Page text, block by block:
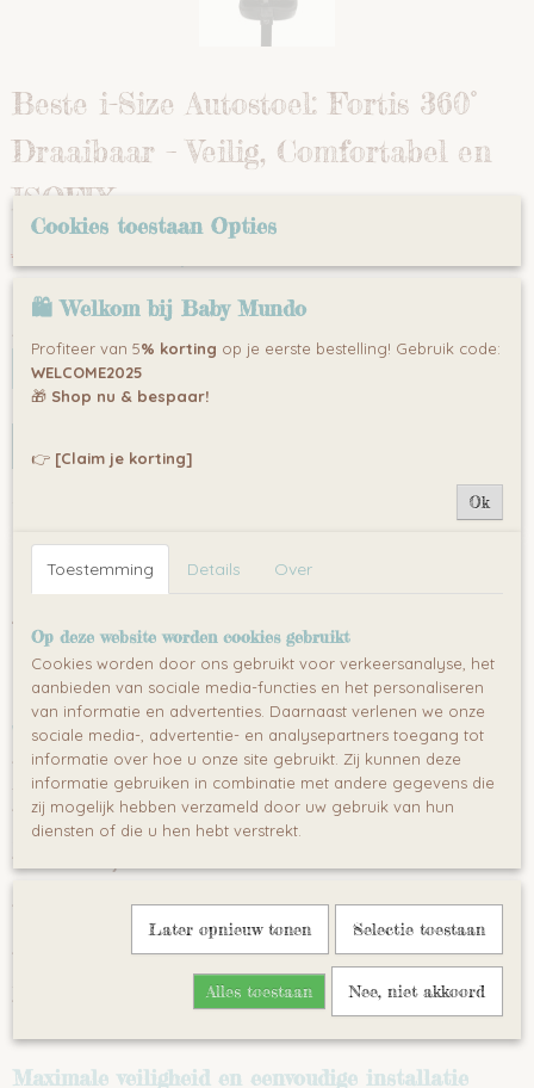
Beste i-Size Autostoel: Fortis 360°
Draaibaar – Veilig, Comfortabel en
ISOFIX
€ 299,00
Op voorraad - Levertijd 3 á 5 werkdagen
Comfort voor je Kind
Ben je op zoek naar een veilig en comfortabel
gemak voor kinderen van40 cm tot 150 cm. Dankzij de
R129) goedkeuring voldoet deze autostoel aan de hoogste
Europese veiligheidsnormen, waardoor je zorgeloos op pad kunt.
Waarom kiezen voor de Fortis i-Size autostoel?
? 360° draaibaar design – Gemakkelijk je kind in en uit de auto
tillen zonder gedoe.
?
ISOFIX + stabilisatiepoot– Voor maximale veiligheid en
stabiliteit.
?
levensmaanden tot je kind geen autostoel meer nodig heeft.
?
Ergonomisch en comfortabel– Inclusief eenzachte verkleiner
meervoudig verstelbare hoofdsteun.
?
4-standen kantelverstelling– Perfect voor een ontspannen reis,
zowel achterwaarts als voorwaarts gericht.
?
– Gemaakt van hoogwaardige materialen
Maximale veiligheid en eenvoudige installatie
Cookies toestaan Opties
🛍 Welkom bij Baby Mundo
Profiteer van 5% korting op je eerste bestelling! Gebruik code:
WELCOME2025
🎁 Shop nu & bespaar!
👉 [Claim je korting]
Ok
Toestemming Details Over
Op deze website worden cookies gebruikt
Cookies worden door ons gebruikt voor verkeersanalyse, het
aanbieden van sociale media-functies en het personaliseren
van informatie en advertenties. Daarnaast verlenen we onze
sociale media-, advertentie- en analysepartners toegang tot
informatie over hoe u onze site gebruikt. Zij kunnen deze
informatie gebruiken in combinatie met andere gegevens die
zij mogelijk hebben verzameld door uw gebruik van hun
diensten of die u hen hebt verstrekt.
Later opnieuw tonen Selectie toestaan
Alles toestaan Nee, niet akkoord